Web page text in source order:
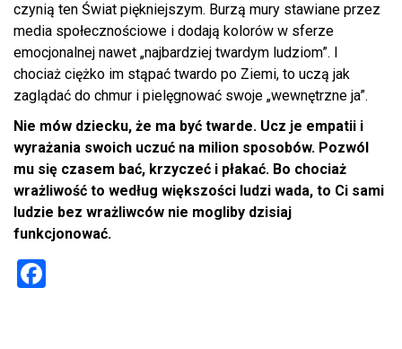
czynią ten Świat piękniejszym. Burzą mury stawiane przez
media społecznościowe i dodają kolorów w sferze
emocjonalnej nawet „najbardziej twardym ludziom”. I
chociaż ciężko im stąpać twardo po Ziemi, to uczą jak
zaglądać do chmur i pielęgnować swoje „wewnętrzne ja”.
Nie mów dziecku, że ma być twarde. Ucz je empatii i
wyrażania swoich uczuć na milion sposobów. Pozwól
mu się czasem bać, krzyczeć i płakać. Bo chociaż
wrażliwość to według większości ludzi wada, to Ci sami
ludzie bez wrażliwców nie mogliby dzisiaj
funkcjonować.